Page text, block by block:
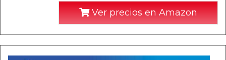
Ver precios en Amazon